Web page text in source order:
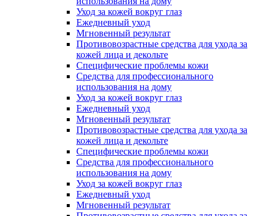
Уход за кожей вокруг глаз
Ежедневный уход
Мгновенный результат
Противовозрастные средства для ухода за
кожей лица и декольте
Специфические проблемы кожи
Средства для профессионального
использования на дому
Уход за кожей вокруг глаз
Ежедневный уход
Мгновенный результат
Противовозрастные средства для ухода за
кожей лица и декольте
Специфические проблемы кожи
Средства для профессионального
использования на дому
Уход за кожей вокруг глаз
Ежедневный уход
Мгновенный результат